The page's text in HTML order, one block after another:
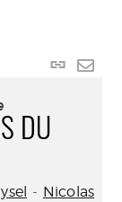
Lien
DU
- Nicolas